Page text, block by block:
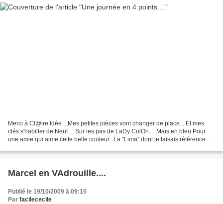
Merci à Cl@ire Idée ...Mes petites pièces vont changer de place... Et mes
clés s'habiller de Neuf.... Sur les pas de LaDy ColOri.... Mais en bleu Pour
une amie qui aime cette belle couleur...La "Lima" dont je faisais référence
Marcel en VAdrouille....
Publié le 19/10/2009 à 09:15
Par facilececile